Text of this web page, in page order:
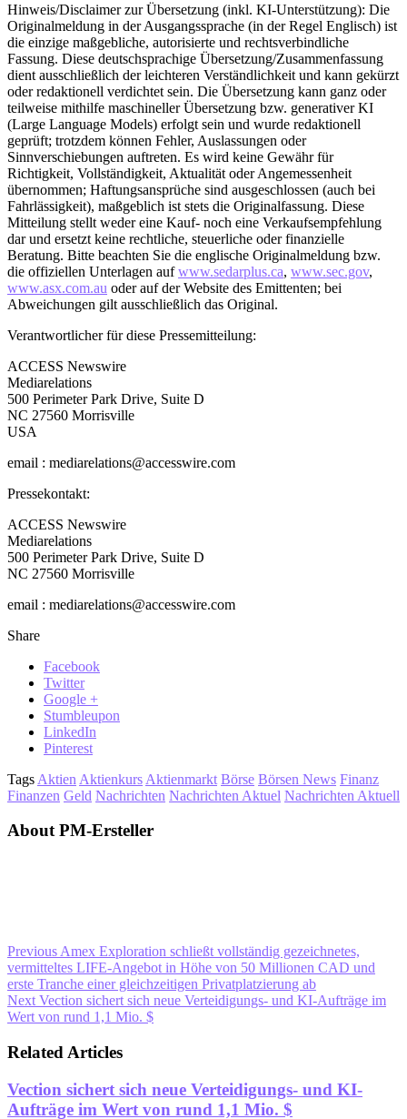
Hinweis/Disclaimer zur Übersetzung (inkl. KI-Unterstützung): Die
Originalmeldung in der Ausgangssprache (in der Regel Englisch) ist
die einzige maßgebliche, autorisierte und rechtsverbindliche
Fassung. Diese deutschsprachige Übersetzung/Zusammenfassung
dient ausschließlich der leichteren Verständlichkeit und kann gekürzt
oder redaktionell verdichtet sein. Die Übersetzung kann ganz oder
teilweise mithilfe maschineller Übersetzung bzw. generativer KI
(Large Language Models) erfolgt sein und wurde redaktionell
geprüft; trotzdem können Fehler, Auslassungen oder
Sinnverschiebungen auftreten. Es wird keine Gewähr für
Richtigkeit, Vollständigkeit, Aktualität oder Angemessenheit
übernommen; Haftungsansprüche sind ausgeschlossen (auch bei
Fahrlässigkeit), maßgeblich ist stets die Originalfassung. Diese
Mitteilung stellt weder eine Kauf- noch eine Verkaufsempfehlung
dar und ersetzt keine rechtliche, steuerliche oder finanzielle
Beratung. Bitte beachten Sie die englische Originalmeldung bzw.
die offiziellen Unterlagen aufwww.sedarplus.ca, www.sec.gov,
www.asx.com.au oder auf der Website des Emittenten; bei
Abweichungen gilt ausschließlich das Original.
Verantwortlicher für diese Pressemitteilung:
ACCESS Newswire
Mediarelations
500 Perimeter Park Drive, Suite D
NC 27560 Morrisville
USA
email : mediarelations@accesswire.com
Pressekontakt:
ACCESS Newswire
Mediarelations
500 Perimeter Park Drive, Suite D
NC 27560 Morrisville
email : mediarelations@accesswire.com
Share
Facebook
Twitter
Google +
Stumbleupon
LinkedIn
Pinterest
Tags Aktien Aktienkurs Aktienmarkt Börse Börsen News Finanz
Finanzen Geld Nachrichten Nachrichten Aktuel Nachrichten Aktuell
About PM-Ersteller
Previous Amex Exploration schließt vollständig gezeichnetes,
vermitteltes LIFE-Angebot in Höhe von 50 Millionen CAD und
erste Tranche einer gleichzeitigen Privatplatzierung ab
Next Vection sichert sich neue Verteidigungs- und KI-Aufträge im
Wert von rund 1,1 Mio. $
Related Articles
Vection sichert sich neue Verteidigungs- und KI-
Aufträge im Wert von rund 1,1 Mio. $